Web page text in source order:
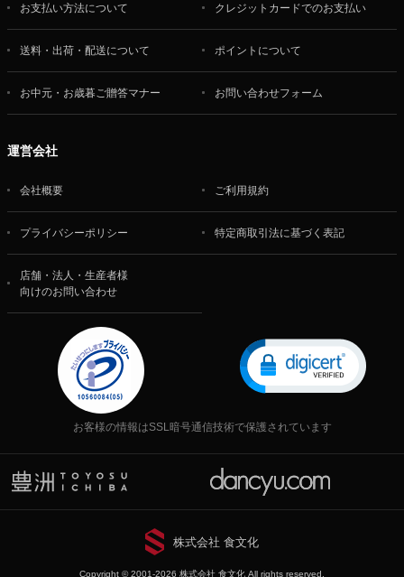
お支払い方法について クレジットカードでのお支払い
送料・出荷・配送について ポイントについて
お中元・お歳暮ご贈答マナー お問い合わせフォーム
運営会社
会社概要 ご利用規約
プライバシーポリシー 特定商取引法に基づく表記
店舗・法人・生産者様
向けのお問い合わせ
お客様の情報はSSL暗号通信技術で保護されています
株式会社 食文化
Copyright © 2001-2026 株式会社 食文化 All rights reserved.